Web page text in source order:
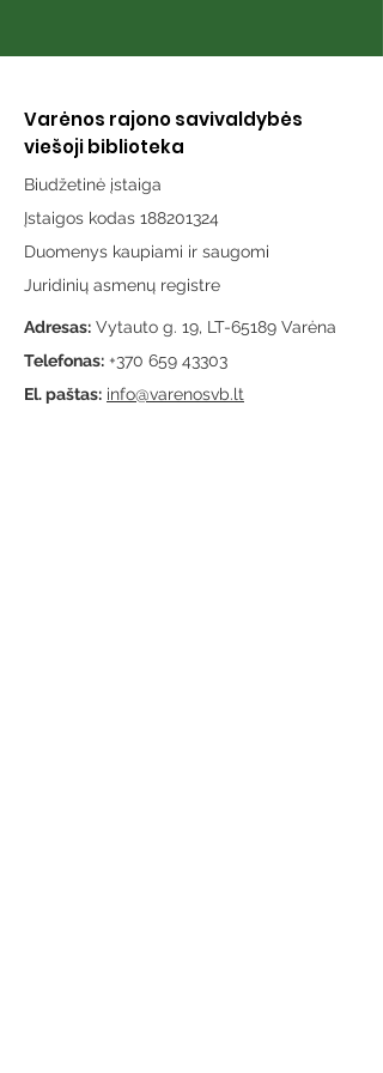
Varėnos rajono savivaldybės
viešoji biblioteka
Biudžetinė įstaiga
Įstaigos kodas 188201324
Duomenys kaupiami ir saugomi
Juridinių asmenų registre
Adresas: Vytauto g. 19, LT-65189 Varėna
Telefonas: +370 659 43303
El. paštas: info@varenosvb.lt